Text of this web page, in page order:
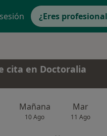
¿Eres
cita en Doctoralia
Mañana
10 Ago
Mar
11 Ago